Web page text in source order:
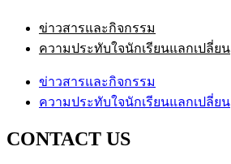
ข่าวสารและกิจกรรม
ความประทับใจนักเรียนแลกเปลี่ยน
ข่าวสารและกิจกรรม
ความประทับใจนักเรียนแลกเปลี่ยน
CONTACT US